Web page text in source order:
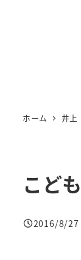
ホーム 井
こど
投稿日
2016/8/27